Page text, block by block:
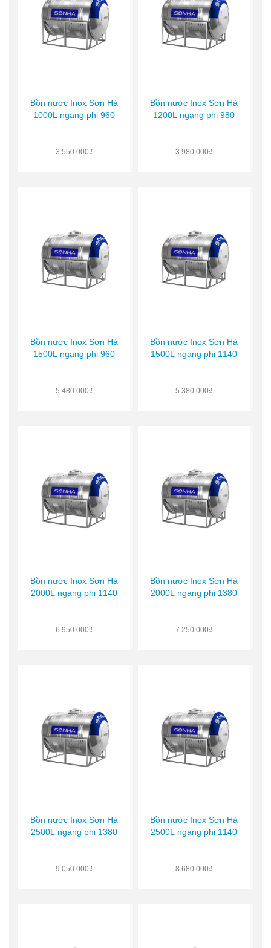
Bồn nước Inox Sơn Hà
1000L ngang phi 960
3.550.000₫
Bồn nước Inox Sơn Hà
1200L ngang phi 980
3.980.000₫
Bồn nước Inox Sơn Hà
1500L ngang phi 960
5.480.000₫
Bồn nước Inox Sơn Hà
1500L ngang phi 1140
5.380.000₫
Bồn nước Inox Sơn Hà
2000L ngang phi 1140
6.950.000₫
Bồn nước Inox Sơn Hà
2000L ngang phi 1380
7.250.000₫
Bồn nước Inox Sơn Hà
2500L ngang phi 1380
9.050.000₫
Bồn nước Inox Sơn Hà
2500L ngang phi 1140
8.680.000₫